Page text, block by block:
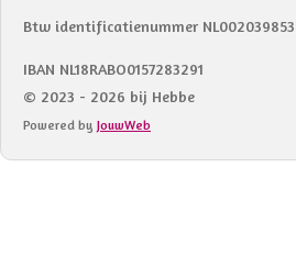
Btw identificatienummer
IBAN NL18RABO0157283291
© 2023 - 2026 bij Hebbe
Powered by JouwWeb